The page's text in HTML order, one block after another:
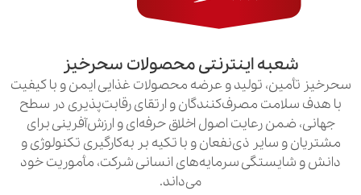
اینترنتی محصولات سحرخیز
تولید و عرضه محصولات غذایی ایمن و با کیفیت
مصرف‌کنندگان و ارتقای رقابت‌پذیری در سطح
رعایت اصول اخلاق حرفه‌ای و ارزش‌آفرینی برای
ذی‌نفعان و با تکیه بر به‌کارگیری تکنولوژی و
سرمایه‌های انسانی شرکت، مأموریت خود